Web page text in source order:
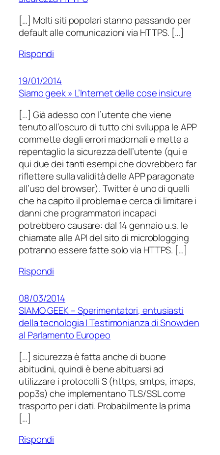
[…] Molti siti popolari stanno passando per
default alle comunicazioni via HTTPS. […]
Rispondi
19/01/2014
Siamo geek » L’Internet delle cose insicure
[…] Già adesso con l’utente che viene
tenuto all’oscuro di tutto chi sviluppa le APP
commette degli errori madornali e mette a
repentaglio la sicurezza dell’utente (qui e
qui due dei tanti esempi che dovrebbero far
riflettere sulla validità delle APP paragonate
all’uso del browser). Twitter è uno di quelli
che ha capito il problema e cerca di limitare i
danni che programmatori incapaci
potrebbero causare: dal 14 gennaio u.s. le
chiamate alle API del sito di microblogging
potranno essere fatte solo via HTTPS. […]
Rispondi
08/03/2014
SIAMO GEEK – Sperimentatori, entusiasti
della tecnologia | Testimonianza di Snowden
al Parlamento Europeo
[…] sicurezza è fatta anche di buone
abitudini, quindi è bene abituarsi ad
utilizzare i protocolli S (https, smtps, imaps,
pop3s) che implementano TLS/SSL come
trasporto per i dati. Probabilmente la prima
[…]
Rispondi